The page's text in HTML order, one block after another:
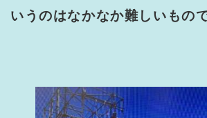
いうのはなかなか難しいもので